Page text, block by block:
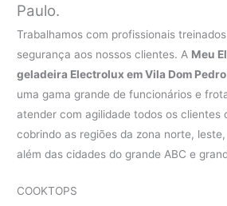
Paulo.
Trabalhamos com profissionais
segurança aos nossos clientes. A Meu
geladeira Electrolux em Vila Dom Pedro
uma gama grande de funcionários e
atender com agilidade todos os clientes
cobrindo as regiões da zona norte,
além das cidades do grande ABC e
COOKTOPS